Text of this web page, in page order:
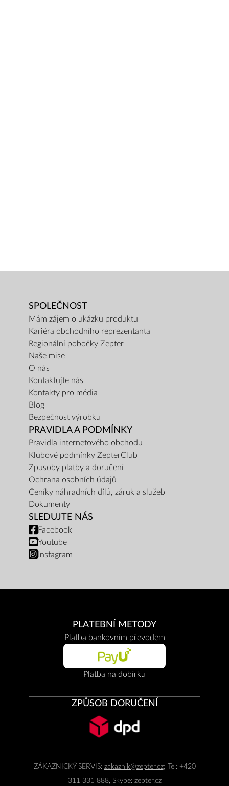
SPOLEČNOST
Mám zájem o ukázku produktu
Kariéra obchodního reprezentanta
Regionální pobočky Zepter
Naše mise
O nás
Kontaktujte nás
Kontakty pro média
Blog
Bezpečnost výrobku
PRAVIDLA A PODMÍNKY
Pravidla internetového obchodu
Klubové podmínky ZepterClub
Způsoby platby a doručení
Ochrana osobních údajů
Ceníky náhradních dílů, záruk a služeb
Dokumenty
SLEDUJTE NÁS
Facebook
Youtube
Instagram
PLATEBNÍ METODY
Platba bankovním převodem
Platba na dobírku
ZPŮSOB DORUČENÍ
ZÁKAZNICKÝ SERVIS: zakaznik@zepter.cz; Tel: +420
311 331 888, Skype: zepter.cz